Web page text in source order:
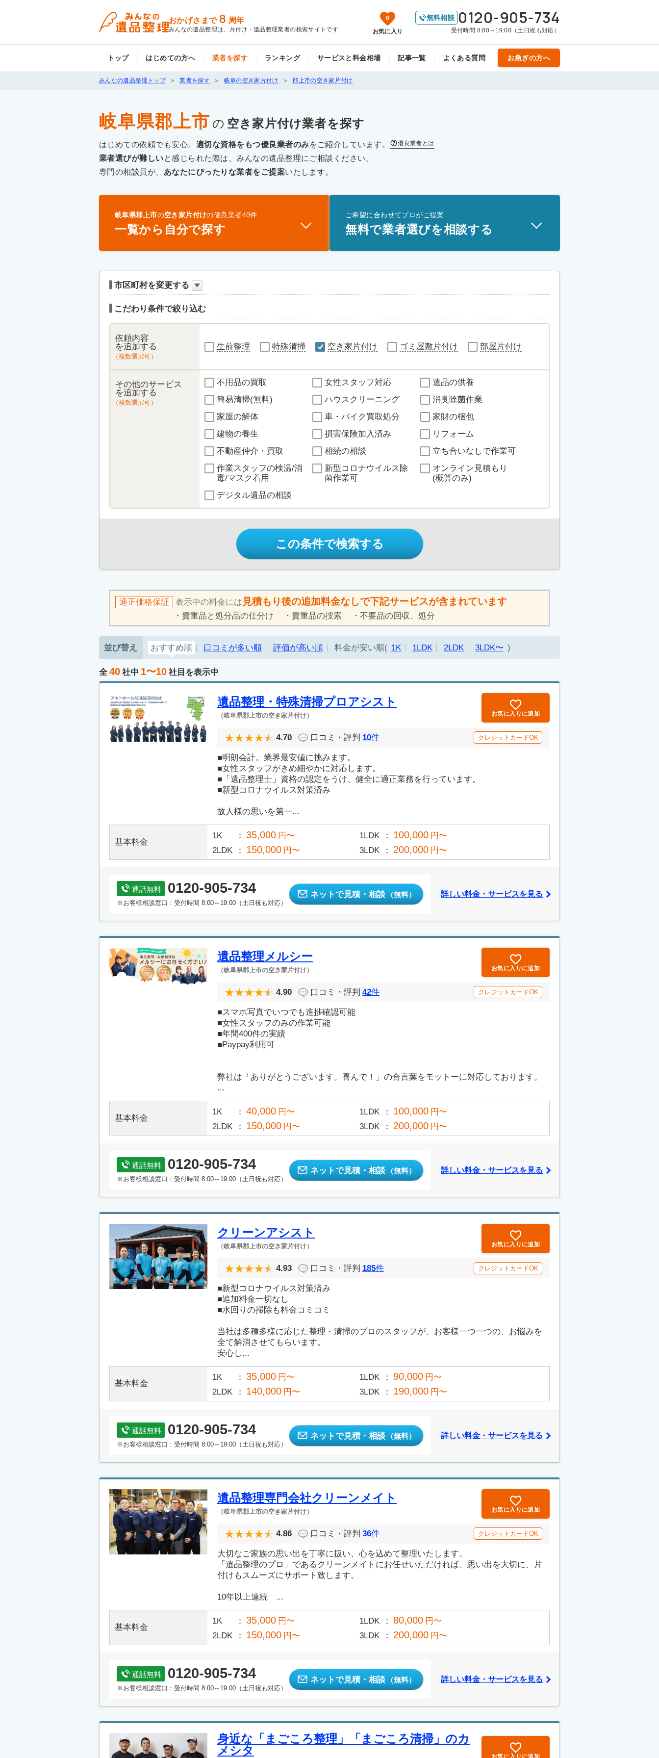
おかげさまで 8 周年
みんなの遺品整理は、片付け・遺品整理業者の検索サイトです
0
お気に入り
無料相談 0120-905-734
受付時間 8:00～19:00（土日祝も対応）
トップ はじめての方へ 業者を探す ランキング サービスと料金相場 記事一覧 よくある質問 お急ぎの方へ
みんなの遺品整理トップ 業者を探す 岐阜の空き家片付け 郡上市の空き家片付け
岐阜県郡上市 の 空き家片付け業者を探す
はじめての依頼でも安心。 適切な資格をもつ優良業者のみをご紹介しています。 優良業者とは
業者選びが難しいと感じられた際は、みんなの遺品整理にご相談ください。
専門の相談員が、 あなたにぴったりな業者をご提案いたします。
岐阜県郡上市の空き家片付けの優良業者40件
一覧から自分で探す
ご希望に合わせてプロがご提案
無料で業者選びを相談する
市区町村を変更する
こだわり条件で絞り込む
依頼内容
を追加する
（複数選択可）
生前整理 特殊清掃 空き家片付け ゴミ屋敷片付け 部屋片付け
その他のサービス
を追加する
（複数選択可）
不用品の買取 女性スタッフ対応
遺品の供養
簡易清掃(無料)
ハウスクリーニング
消臭除菌作業
家屋の解体
車・バイク買取処分
家財の梱包
建物の養生
損害保険加入済み
リフォーム
不動産仲介・買取
相続の相談
立ち合いなしで作業可
作業スタッフの検温/消
毒/マスク着用
新型コロナウイルス除
菌作業可
オンライン見積もり
(概算のみ)
デジタル遺品の相談
この条件で検索する
適正価格保証 表示中の料金には 見積もり後の追加料金なしで下記サービスが含まれています
貴重品と処分品の仕分け 貴重品の捜索 不要品の回収、処分
並び替え おすすめ順 口コミが多い順 評価が高い順 料金が安い順 1K 1LDK 2LDK 3LDK〜
全 40 社中 1〜10 社目を表示中
遺品整理・特殊清掃プロアシスト
（岐阜県郡上市の空き家片付け） お気に入りに追加
4.70 口コミ・評判 10件 クレジットカードOK
■明朗会計。業界最安値に挑みます。
■女性スタッフがきめ細やかに対応します。
■「遺品整理士」資格の認定をうけ、健全に適正業務を行っています。
■新型コロナウイルス対策済み
故人様の思いを第一...
基本料金
1K 35,000 円〜 1LDK 100,000 円〜
2LDK
150,000 円〜 3LDK 200,000 円〜
通話無料 0120-905-734
※お客様相談窓口：受付時間 8:00～19:00（土日祝も対応）
ネットで見積・相談 （無料） 詳しい料金・サービスを見る
遺品整理メルシー
（岐阜県郡上市の空き家片付け） お気に入りに追加
4.90 口コミ・評判 42件 クレジットカードOK
■スマホ写真でいつでも進捗確認可能
■女性スタッフのみの作業可能
■年間400件の実績
■Paypay利用可
弊社は「ありがとうございます。喜んで！」の合言葉をモットーに対応しております。
...
基本料金
1K 40,000 円〜 1LDK 100,000 円〜
2LDK
150,000 円〜 3LDK 200,000 円〜
通話無料 0120-905-734
※お客様相談窓口：受付時間 8:00～19:00（土日祝も対応）
ネットで見積・相談 （無料） 詳しい料金・サービスを見る
クリーンアシスト
（岐阜県郡上市の空き家片付け） お気に入りに追加
4.93 口コミ・評判 185件 クレジットカードOK
■新型コロナウイルス対策済み
■追加料金一切なし
■水回りの掃除も料金コミコミ
当社は多種多様に応じた整理・清掃のプロのスタッフが、お客様一つ一つの、お悩みを
全て解消させてもらいます。
安心し...
基本料金
1K 35,000 円〜 1LDK 90,000 円〜
2LDK
140,000 円〜 3LDK 190,000 円〜
通話無料 0120-905-734
※お客様相談窓口：受付時間 8:00～19:00（土日祝も対応）
ネットで見積・相談 （無料） 詳しい料金・サービスを見る
遺品整理専門会社クリーンメイト
（岐阜県郡上市の空き家片付け） お気に入りに追加
4.86 口コミ・評判 36件 クレジットカードOK
大切なご家族の思い出を丁寧に扱い、心を込めて整理いたします。
「遺品整理のプロ」であるクリーンメイトにお任せいただければ、思い出を大切に、片
付けもスムーズにサポート致します。
10年以上連続 ...
基本料金
1K 35,000 円〜 1LDK 80,000 円〜
2LDK
150,000 円〜 3LDK 200,000 円〜
通話無料 0120-905-734
※お客様相談窓口：受付時間 8:00～19:00（土日祝も対応）
ネットで見積・相談 （無料） 詳しい料金・サービスを見る
身近な「まごころ整理」「まごころ清掃」のカ
メシタ
お気に入りに追加